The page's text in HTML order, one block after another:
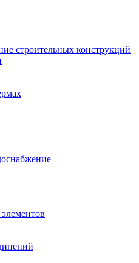
строительных конструкций